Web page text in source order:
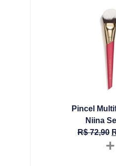
Pincel
Niina
R$72,90
+